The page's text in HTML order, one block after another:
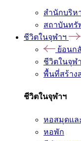
สำนักบริห
สถาบันทรั
ชีวิตในจุฬาฯ
ย้อนก
ชีวิตในจุฬ
พื้นที่สร้าง
ชีวิตในจุฬาฯ
หอสมุดแล
หอพัก